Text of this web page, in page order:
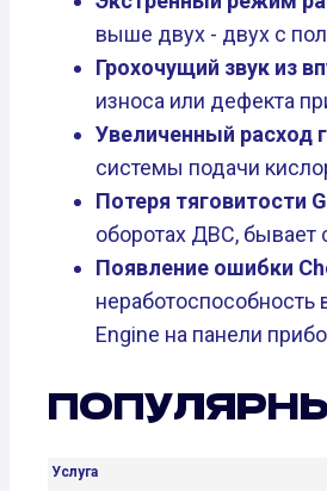
выше двух - двух с
Грохочущий звук из
износа или дефекта
Увеличенный расход
системы подачи
Потеря тяговитости
оборотах ДВС, бывает
Появление ошибки
неработоспособность
Engine на панели
Услуга